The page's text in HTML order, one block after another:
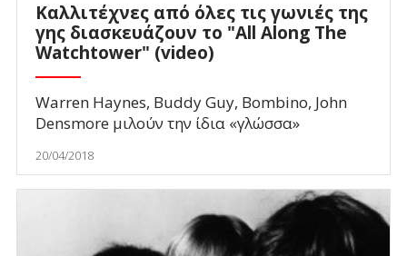
Καλλιτέχνες από όλες τις γωνιές της
γης διασκευάζουν το "All Along The
Watchtower" (video)
Warren Haynes, Buddy Guy, Bombino, John
Densmore μιλούν την ίδια «γλώσσα»
20/04/2018